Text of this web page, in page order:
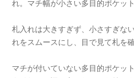
れ。マチ幅が小さい多目的ポケット
札入れは大きすぎず、小さすぎな
れをスムースにし、目で見て札を
マチが付いていない多目的ポケッ